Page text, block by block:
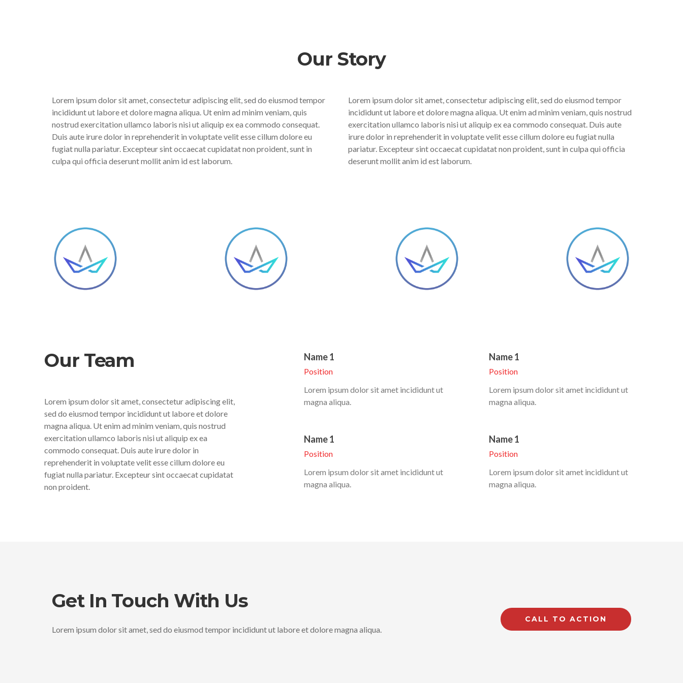
Our Story
Lorem ipsum dolor sit amet, consectetur adipiscing elit, sed do eiusmod tempor
incididunt ut labore et dolore magna aliqua. Ut enim ad minim veniam, quis
nostrud exercitation ullamco laboris nisi ut aliquip ex ea commodo consequat.
Duis aute irure dolor in reprehenderit in voluptate velit esse cillum dolore eu
fugiat nulla pariatur. Excepteur sint occaecat cupidatat non proident, sunt in
culpa qui officia deserunt mollit anim id est laborum.
Lorem ipsum dolor sit amet, consectetur adipiscing elit, sed do eiusmod tempor
incididunt ut labore et dolore magna aliqua. Ut enim ad minim veniam, quis nostrud
exercitation ullamco laboris nisi ut aliquip ex ea commodo consequat. Duis aute
irure dolor in reprehenderit in voluptate velit esse cillum dolore eu fugiat nulla
pariatur. Excepteur sint occaecat cupidatat non proident, sunt in culpa qui officia
deserunt mollit anim id est laborum.
Our Team
Lorem ipsum dolor sit amet, consectetur adipiscing elit,
sed do eiusmod tempor incididunt ut labore et dolore
magna aliqua. Ut enim ad minim veniam, quis nostrud
exercitation ullamco laboris nisi ut aliquip ex ea
commodo consequat. Duis aute irure dolor in
reprehenderit in voluptate velit esse cillum dolore eu
fugiat nulla pariatur. Excepteur sint occaecat cupidatat
non proident.
Name 1
Position
Lorem ipsum dolor sit amet incididunt ut
magna aliqua.
Name 1
Position
Lorem ipsum dolor sit amet incididunt ut
magna aliqua.
Name 1
Position
Lorem ipsum dolor sit amet incididunt ut
magna aliqua.
Name 1
Position
Lorem ipsum dolor sit amet incididunt ut
magna aliqua.
Get In Touch With Us
Lorem ipsum dolor sit amet, sed do eiusmod tempor incididunt ut labore et dolore magna aliqua.
CALL TO ACTION